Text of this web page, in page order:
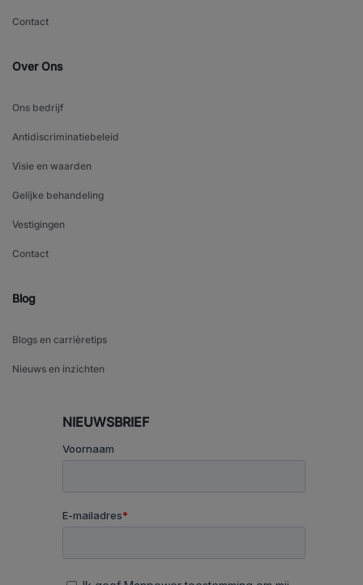
Contact
Over Ons
Ons bedrijf
Antidiscriminatiebeleid
Visie en waarden
Gelijke behandeling
Vestigingen
Contact
Blog
Blogs en carrièretips
Nieuws en inzichten
NIEUWSBRIEF